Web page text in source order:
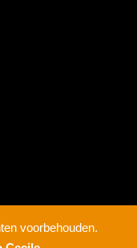
voorbehouden.